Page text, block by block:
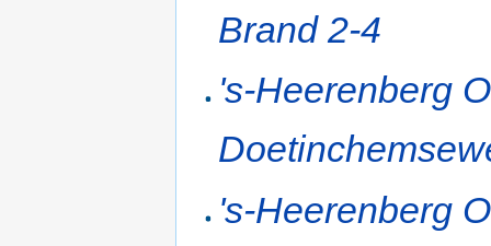
Brand 2-4
's-Heerenberg
's-Heerenberg